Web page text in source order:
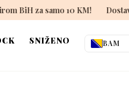
Dostava širom BiH za samo 10 KM!
SNIŽENO BAM